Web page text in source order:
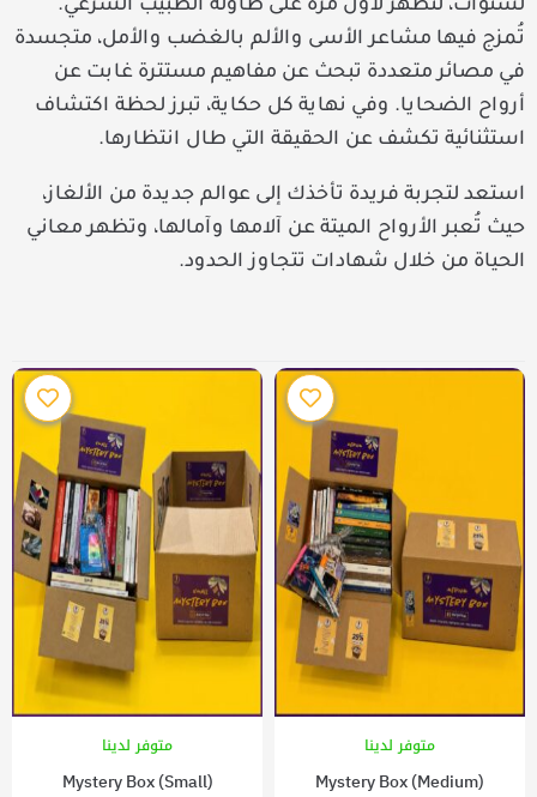
لسنوات، لتظهر لأول مرة على طاولة الطبيب الشرعي.
تُمزج فيها مشاعر الأسى والألم بالغضب والأمل، متجسدة
في مصائر متعددة تبحث عن مفاهيم مستترة غابت عن
أرواح الضحايا. وفي نهاية كل حكاية، تبرز لحظة اكتشاف
استثنائية تكشف عن الحقيقة التي طال انتظارها.
استعد لتجربة فريدة تأخذك إلى عوالم جديدة من الألغاز،
حيث تُعبر الأرواح الميتة عن آلامها وآمالها، وتظهر معاني
الحياة من خلال شهادات تتجاوز الحدود.
متوفر لدينا
Mystery Box (Medium)
متوفر لدينا
Mystery Box (Small)